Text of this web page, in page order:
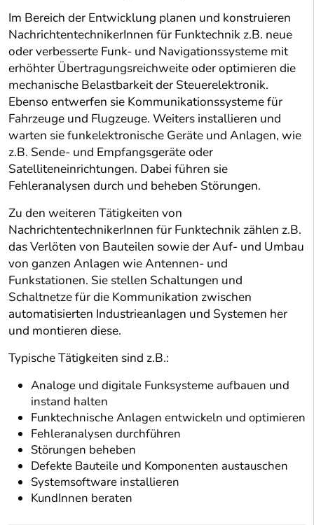
Im Bereich der Entwicklung planen und konstruieren
NachrichtentechnikerInnen für Funktechnik z.B. neue
oder verbesserte Funk- und Navigationssysteme mit
erhöhter Übertragungsreichweite oder optimieren die
mechanische Belastbarkeit der Steuerelektronik.
Ebenso entwerfen sie Kommunikationssysteme für
Fahrzeuge und Flugzeuge. Weiters installieren und
warten sie funkelektronische Geräte und Anlagen, wie
z.B. Sende- und Empfangsgeräte oder
Satelliteneinrichtungen. Dabei führen sie
Fehleranalysen durch und beheben Störungen.
Zu den weiteren Tätigkeiten von
NachrichtentechnikerInnen für Funktechnik zählen z.B.
das Verlöten von Bauteilen sowie der Auf- und Umbau
von ganzen Anlagen wie Antennen- und
Funkstationen. Sie stellen Schaltungen und
Schaltnetze für die Kommunikation zwischen
automatisierten Industrieanlagen und Systemen her
und montieren diese.
Typische Tätigkeiten sind z.B.:
Analoge und digitale Funksysteme aufbauen und
instand halten
Funktechnische Anlagen entwickeln und optimieren
Fehleranalysen durchführen
Störungen beheben
Defekte Bauteile und Komponenten austauschen
Systemsoftware installieren
KundInnen beraten